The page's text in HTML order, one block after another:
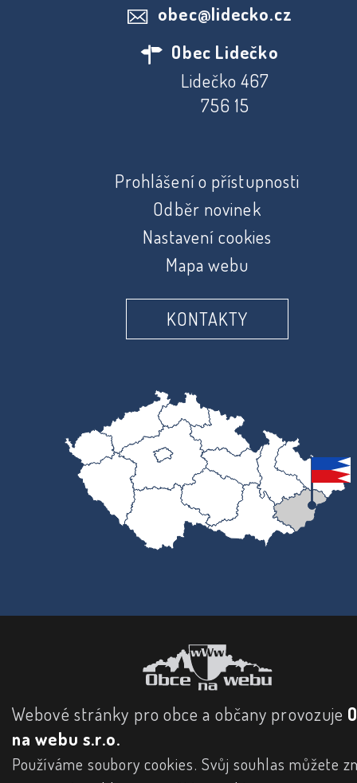
obec@lidecko.cz
Obec Lidečko
Lidečko 467
756 15
Prohlášení o přístupnosti
Odběr novinek
Nastavení cookies
Mapa webu
KONTAKTY
Webové stránky pro obce a občany provozuje
na webu s.r.o.
Používáme soubory cookies. Svůj souhlas můžete